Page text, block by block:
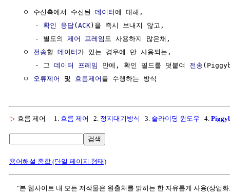
  ㅇ 수신측에서 수신된
데이터에 대해,
     -
확인 응답(ACK)을 즉시 보내지 않고,
     - 별도의
제어 프레임 도 사용하지 않은채,
  ㅇ
전송할 데이터 가 있는 경우에 만 사용되는,
     - 그
데이터 프레임 안에, 확인 필드를 덧붙여 전송
  ㅇ
오류제어 및 흐름제어
▷ 흐름 제어 1. 흐름 제어 2. 정지대기방식 3. 슬라이딩 윈도우 4.
검색
용어해설 종합 (단일 페이지 형태)
"본 웹사이트 내 모든 저작물은 원출처를 밝히는 한 자유롭게 사용(상업